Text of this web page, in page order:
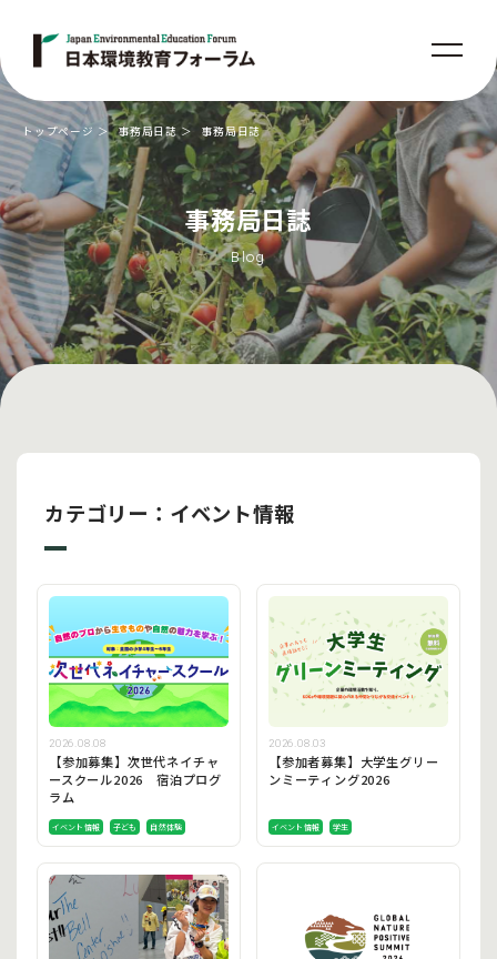
事務局日誌
Blog
トップページ 事務局日誌 事務局日誌
カテゴリー：イベント情報
2026.08.08
【参加募集】次世代ネイチャ
ースクール2026 宿泊プログ
ラム
イベント情報 子ども 自然体験
2026.08.03
【参加者募集】大学生グリー
ンミーティング2026
イベント情報 学生